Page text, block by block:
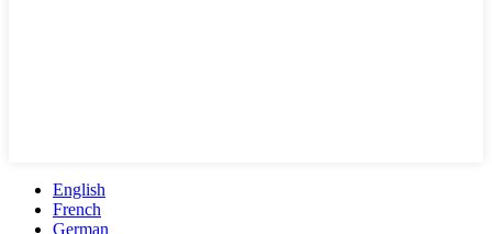
English
French
German